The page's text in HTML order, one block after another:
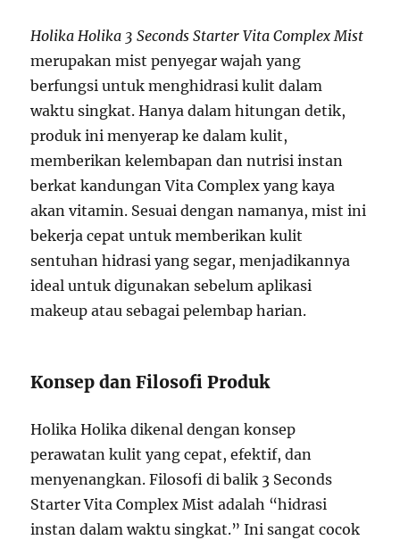
Holika Holika 3 Seconds Starter Vita Complex Mist
merupakan mist penyegar wajah yang
berfungsi untuk menghidrasi kulit dalam
waktu singkat. Hanya dalam hitungan detik,
produk ini menyerap ke dalam kulit,
memberikan kelembapan dan nutrisi instan
berkat kandungan Vita Complex yang kaya
akan vitamin. Sesuai dengan namanya, mist ini
bekerja cepat untuk memberikan kulit
sentuhan hidrasi yang segar, menjadikannya
ideal untuk digunakan sebelum aplikasi
makeup atau sebagai pelembap harian.
Konsep dan Filosofi Produk
Holika Holika dikenal dengan konsep
perawatan kulit yang cepat, efektif, dan
menyenangkan. Filosofi di balik 3 Seconds
Starter Vita Complex Mist adalah “hidrasi
instan dalam waktu singkat.” Ini sangat cocok